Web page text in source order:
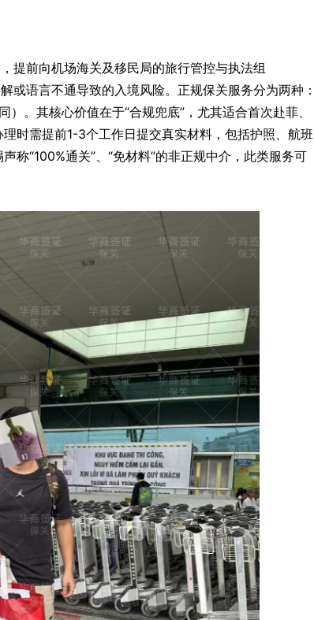
提前向机场海关及移民局的旅行管控与执法组
或语言不通导致的入境风险。正规保关服务分为两种：
）。其核心价值在于“合规兜底”，尤其适合首次赴菲、
时需提前1-3个工作日提交真实材料，包括护照、航班
称“100%通关”、“免材料”的非正规中介，此类服务可